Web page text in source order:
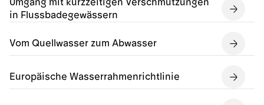
Umgang mit kurzzeitigen Verschmutzungen
in Flussbadegewässern
Vom Quellwasser zum Abwasser
Europäische Wasserrahmenrichtlinie